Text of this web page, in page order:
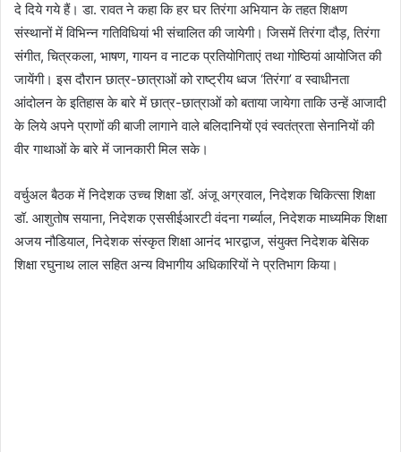
दे दिये गये हैं। डा. रावत ने कहा कि हर घर तिरंगा अभियान के तहत शिक्षण
संस्थानों में विभिन्न गतिविधियां भी संचालित की जायेगी। जिसमें तिरंगा दौड़, तिरंगा
संगीत, चित्रकला, भाषण, गायन व नाटक प्रतियोगिताएं तथा गोष्ठियां आयोजित की
जायेंगी। इस दौरान छात्र-छात्राओं को राष्ट्रीय ध्वज ‘तिरंगा’ व स्वाधीनता
आंदोलन के इतिहास के बारे में छात्र-छात्राओं को बताया जायेगा ताकि उन्हें आजादी
के लिये अपने प्राणों की बाजी लागाने वाले बलिदानियों एवं स्वतंत्रता सेनानियों की
वीर गाथाओं के बारे में जानकारी मिल सके।
वर्चुअल बैठक में निदेशक उच्च शिक्षा डॉ. अंजू अग्रवाल, निदेशक चिकित्सा शिक्षा
डॉ. आशुतोष सयाना, निदेशक एससीईआरटी वंदना गर्ब्याल, निदेशक माध्यमिक शिक्षा
अजय नौडियाल, निदेशक संस्कृत शिक्षा आनंद भारद्वाज, संयुक्त निदेशक बेसिक
शिक्षा रघुनाथ लाल सहित अन्य विभागीय अधिकारियों ने प्रतिभाग किया।